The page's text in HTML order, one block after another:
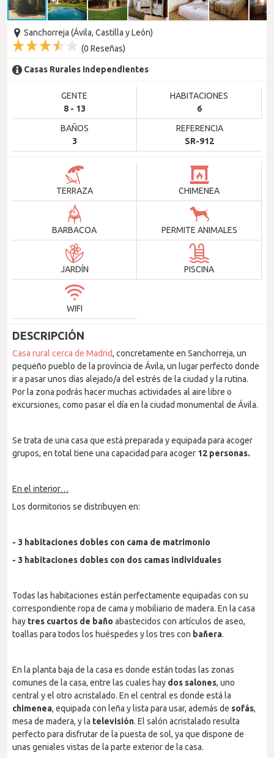
Sanchorreja (Ávila, Castilla y León)
(0 Reseñas)
Casas Rurales Independientes
GENTE
8 - 13
HABITACIONES
6
BAÑOS
3
REFERENCIA
SR-912
TERRAZA CHIMENEA
BARBACOA PERMITE ANIMALES
JARDÍN PISCINA
WIFI
DESCRIPCIÓN
Casa rural cerca de Madrid, concretamente en Sanchorreja, un
pequeño pueblo de la província de Ávila, un lugar perfecto donde
ir a pasar unos días alejado/a del estrés de la ciudad y la rutina.
Por la zona podrás hacer muchas actividades al aire libre o
excursiones, como pasar el día en la ciudad monumental de Ávila.
Se trata de una casa que está preparada y equipada para acoger
grupos, en total tiene una capacidad para acoger 12 personas.
En el interior…
Los dormitorios se distribuyen en:
- 3 habitaciones dobles con cama de matrimonio
- 3 habitaciones dobles con dos camas individuales
Todas las habitaciones están perfectamente equipadas con su
correspondiente ropa de cama y mobiliario de madera. En la casa
hay tres cuartos de baño abastecidos con artículos de aseo,
toallas para todos los huéspedes y los tres con bañera.
En la planta baja de la casa es donde están todas las zonas
comunes de la casa, entre las cuales hay dos salones, uno
central y el otro acristalado. En el central es donde está la
chimenea, equipada con leña y lista para usar, además de sofás,
mesa de madera, y la televisión. El salón acristalado resulta
perfecto para disfrutar de la puesta de sol, ya que dispone de
unas geniales vistas de la parte exterior de la casa.